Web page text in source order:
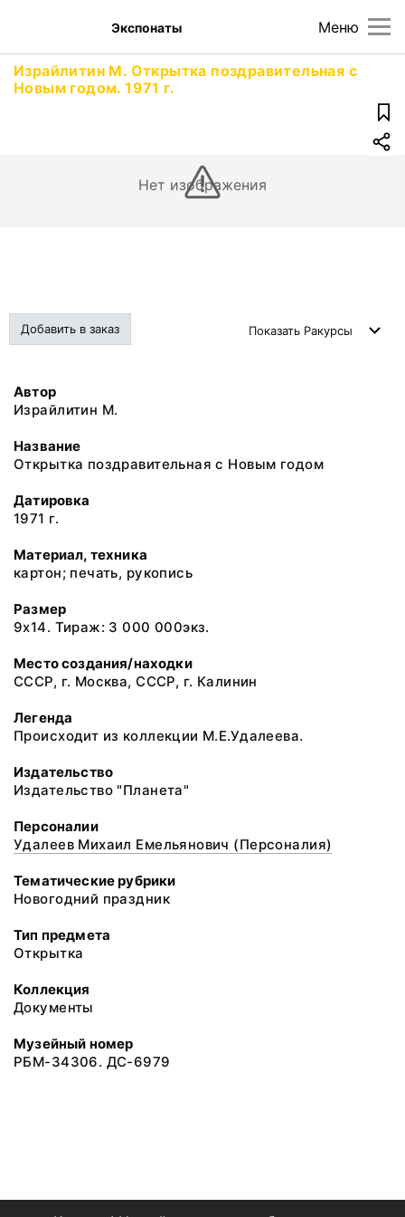
Меню
Экспонаты
Израйлитин М. Открытка поздравительная с
Новым годом. 1971 г.
Нет изображения
Добавить в заказ Показать Ракурсы
Автор
Израйлитин М.
Название
Открытка поздравительная с Новым годом
Датировка
1971 г.
Материал, техника
картон; печать, рукопись
Размер
9х14. Тираж: 3 000 000экз.
Место создания/находки
СССР, г. Москва, СССР, г. Калинин
Легенда
Происходит из коллекции М.Е.Удалеева.
Издательство
Издательство "Планета"
Персоналии
Удалеев Михаил Емельянович (Персоналия)
Тематические рубрики
Новогодний праздник
Тип предмета
Открытка
Коллекция
Документы
Музейный номер
РБМ-34306. ДС-6979